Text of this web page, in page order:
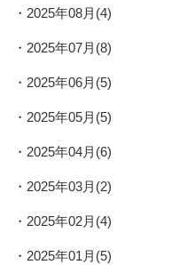
2025年08月(4)
2025年07月(8)
2025年06月(5)
2025年05月(5)
2025年04月(6)
2025年03月(2)
2025年02月(4)
2025年01月(5)